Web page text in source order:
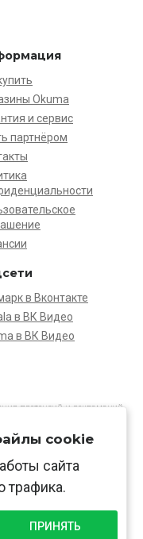
Okuma
и сервис
партнёром
в Вконтакте
в ВК Видео
в ВК Видео
претензий и рекламаций,
от указанных на сайте.
1037739603505
в соответствии
cookie
сайта
трафика.
ПРИНЯТЬ